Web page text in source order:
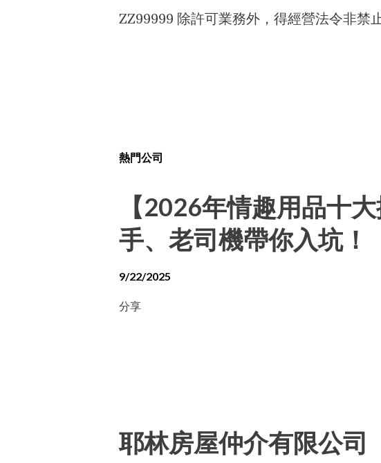
ZZ99999 除許可業務外，得經營法令非禁
熱門公司
【2026年情趣用品十
手、老司機帶你入坑！
9/22/2025
分享
耶林房屋仲介有限公司